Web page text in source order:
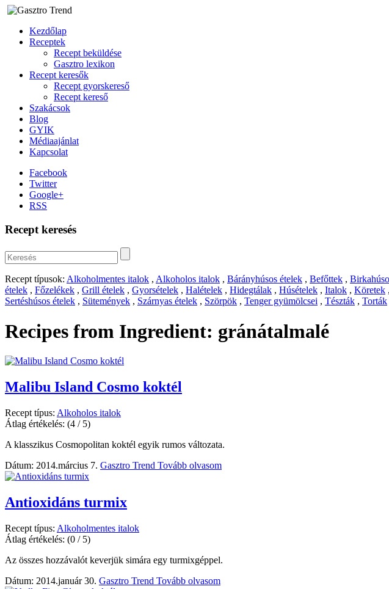
Kezdőlap
Receptek
Recept beküldése
Gasztro lexikon
Recept keresők
Recept gyorskereső
Recept kereső
Szakácsok
Blog
GYIK
Médiaajánlat
Kapcsolat
Facebook
Twitter
Google+
RSS
Recept keresés
Recept típusok: Alkoholmentes italok , Alkoholos italok , Bárányhúsos ételek , Befőttek ,
ételek , Főzelékek , Grill ételek , Gyorsételek , Halételek , Hidegtálak , Húsételek , Italok , Köretek ,
Sertéshúsos ételek , Sütemények , Szárnyas ételek , Szörpök , Tenger gyümölcsei , Tészták , Torták
Recipes from Ingredient: gránátalmalé
Malibu Island Cosmo koktél
Recept típus: Alkoholos italok
Átlag értékelés: (4 / 5)
A klasszikus Cosmopolitan koktél egyik rumos változata.
Dátum: 2014.március 7. Gasztro Trend Tovább olvasom
Antioxidáns turmix
Recept típus: Alkoholmentes italok
Átlag értékelés: (0 / 5)
Az összes hozzávalót keverjük simára egy turmixgéppel.
Dátum: 2014.január 30. Gasztro Trend Tovább olvasom